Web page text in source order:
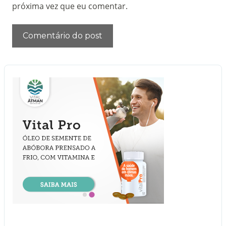
próxima vez que eu comentar.